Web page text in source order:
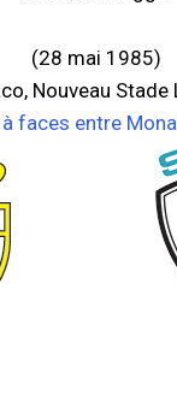
(28 mai 1985)
Nouveau Stade
faces entre